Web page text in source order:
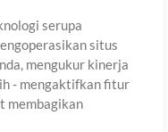
serupa
situs
mengukur kinerja
- mengaktifkan fitur
membagikan
Masuk
Privasi